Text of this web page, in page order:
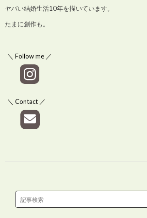
ヤバい結婚生活10年を描いています。
たまに創作も。
＼ Follow me ／
＼ Contact ／